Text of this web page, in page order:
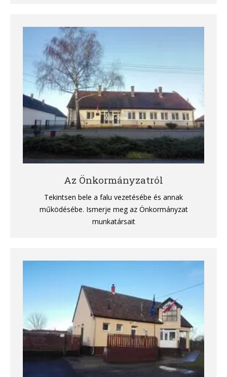
Az Önkormányzatról
Tekintsen bele a falu vezetésébe és annak
működésébe. Ismerje meg az Önkormányzat
munkatársait